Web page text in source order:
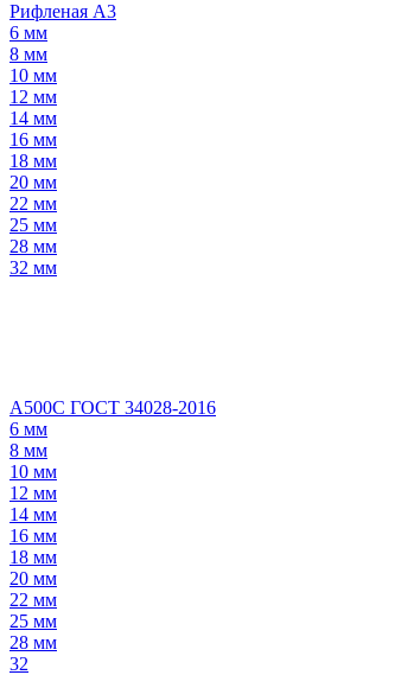
Рифленая А3
6 мм
8 мм
10 мм
12 мм
14 мм
16 мм
18 мм
20 мм
22 мм
25 мм
28 мм
32 мм
А500С ГОСТ 34028-2016
6 мм
8 мм
10 мм
12 мм
14 мм
16 мм
18 мм
20 мм
22 мм
25 мм
28 мм
32